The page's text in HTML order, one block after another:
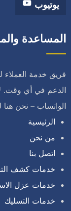
يوتيوب
المساعدة
فريق خدمة العملاء
الدعم في أي وقت.
الواتساب – نحن هنا
الرئيسية
من نحن
اتصل بنا
خدمات كشف
خدمات عزل
خدمات التسليك